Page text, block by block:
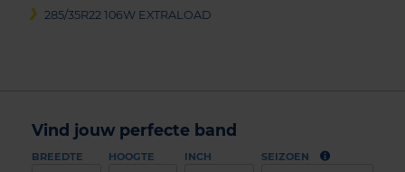
285/35R22 106W EXTRALOAD
Vind jouw perfecte band
BREEDTE HOOGTE INCH SEIZOEN